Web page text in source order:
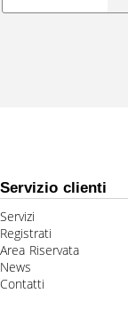
Servizio clienti
Servizi
Registrati
Area Riservata
News
Contatti